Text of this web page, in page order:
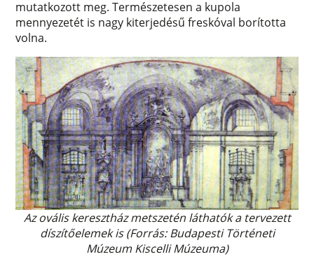
mutatkozott meg. Természetesen a kupola
mennyezetét is nagy kiterjedésű freskóval borította
volna.
Az ovális keresztház metszetén láthatók a tervezett
díszítőelemek is (Forrás: Budapesti Történeti
Múzeum Kiscelli Múzeuma)